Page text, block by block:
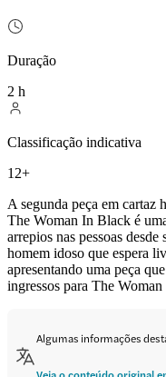
Duração
2 h
Classificação indicativa
12+
A segunda peça em cartaz
The Woman In Black é
arrepios nas pessoas
homem idoso que espera
apresentando uma peça
ingressos para The
Algumas informações